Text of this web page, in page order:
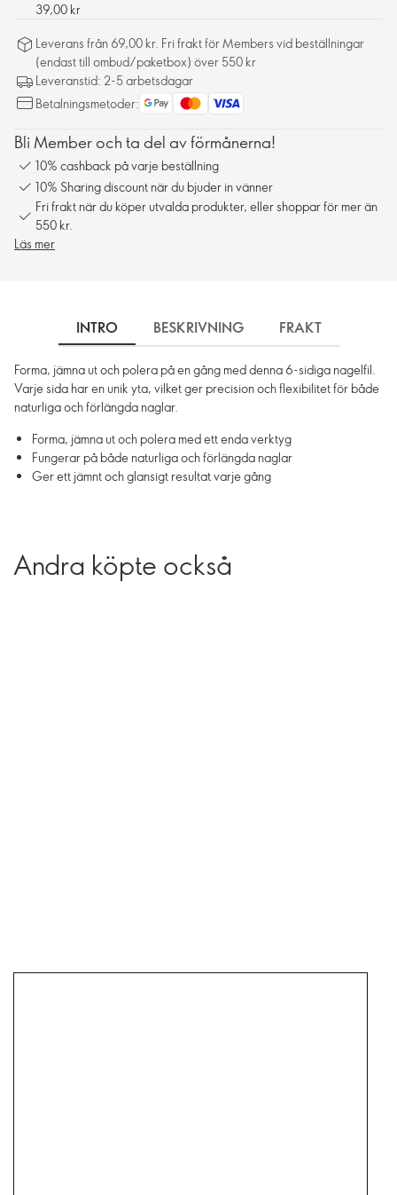
39,00 kr
Leverans från 69,00 kr. Fri frakt för Members vid beställningar
(endast till ombud/paketbox) över 550 kr
Leveranstid: 2-5 arbetsdagar
Betalningsmetoder:
Bli Member och ta del av förmånerna!
10% cashback på varje beställning
10% Sharing discount när du bjuder in vänner
Fri frakt när du köper utvalda produkter, eller shoppar för mer än
550 kr.
Läs mer
INTRO BESKRIVNING FRAKT
Forma, jämna ut och polera på en gång med denna 6-sidiga nagelfil.
Varje sida har en unik yta, vilket ger precision och flexibilitet för både
naturliga och förlängda naglar.
Forma, jämna ut och polera med ett enda verktyg
Fungerar på både naturliga och förlängda naglar
Ger ett jämnt och glansigt resultat varje gång
Andra köpte också